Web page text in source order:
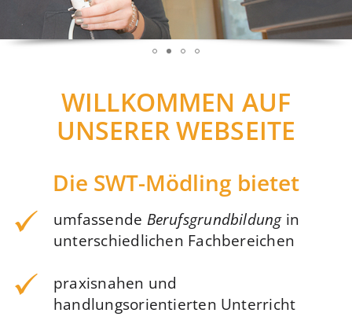
WILLKOMMEN AUF
UNSERER WEBSEITE
Die SWT-Mödling bietet
umfassende Berufsgrundbildungin
unterschiedlichen Fachbereichen
praxisnahen und
handlungsorientierten Unterricht